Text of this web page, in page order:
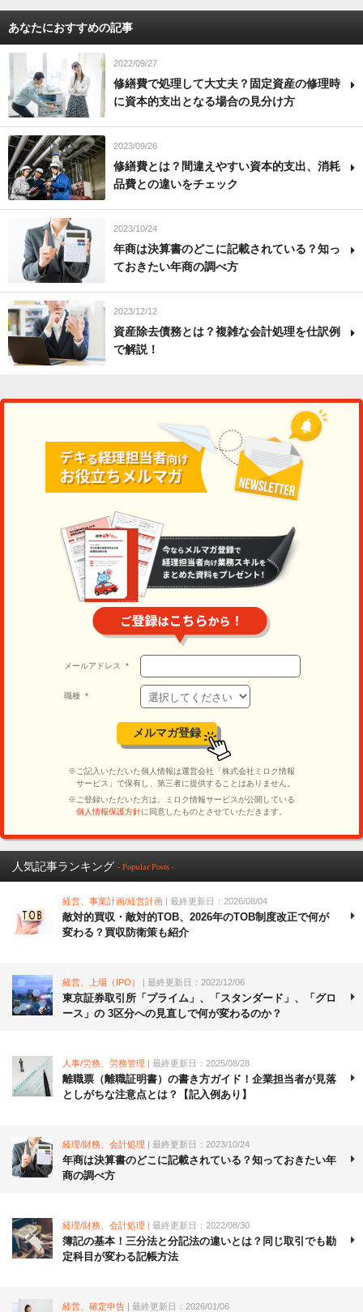
あなたにおすすめの記事
2022/09/27
修繕費で処理して大丈夫？固定資産の修理時
に資本的支出となる場合の見分け方
2023/09/26
修繕費とは？間違えやすい資本的支出、消耗
品費との違いをチェック
2023/10/24
年商は決算書のどこに記載されている？知っ
ておきたい年商の調べ方
2023/12/12
資産除去債務とは？複雑な会計処理を仕訳例
で解説！
人気記事ランキング - Popular Posts -
経営、事業計画/経営計画 | 最終更新日：2026/08/04
敵対的買収・敵対的TOB、2026年のTOB制度改正で何が
変わる？買収防衛策も紹介
経営、上場（IPO） | 最終更新日：2022/12/06
東京証券取引所「プライム」、「スタンダード」、「グロ
ース」の 3区分への見直しで何が変わるのか？
人事/労務、労務管理 | 最終更新日：2025/08/28
離職票（離職証明書）の書き方ガイド！企業担当者が見落
としがちな注意点とは？【記入例あり】
経理/財務、会計処理 | 最終更新日：2023/10/24
年商は決算書のどこに記載されている？知っておきたい年
商の調べ方
経理/財務、会計処理 | 最終更新日：2022/08/30
簿記の基本！三分法と分記法の違いとは？同じ取引でも勘
定科目が変わる記帳方法
経営、確定申告 | 最終更新日：2026/01/06